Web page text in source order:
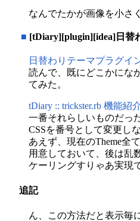
なんでたかが画像を小さ
■ [tDiary][plugin][idea]日替
日替わりテーマプラグイ
読んで、既にどこかにな
てみた。
tDiary :: trickster.rb 機能紹
一番それらしいものだっ
CSSを番号として変更し
あえず、現在のTheme全
用意しておいて、後は乱
ケーリングすりゃあ実現
追記
ん、この方法だと表示毎